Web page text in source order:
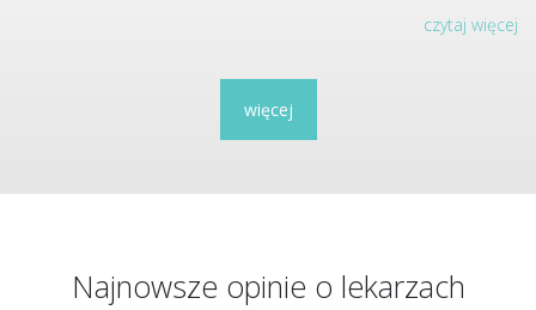
czytaj więcej
więcej
Najnowsze opinie o lekarzach